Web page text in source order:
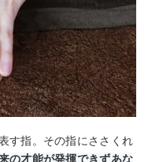
す指。その指にささくれ
の才能が発揮できずあな